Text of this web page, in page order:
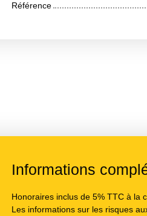
Référence
Informations
Honoraires inclus de 5% TTC à la
Les informations sur les risques